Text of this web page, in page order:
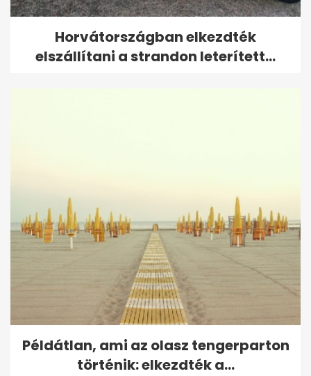
Horvátországban elkezdték
elszállítani a strandon leterített...
Példátlan, ami az olasz tengerparton
történik: elkezdték a...